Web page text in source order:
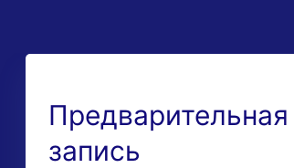
Предварительная
запись